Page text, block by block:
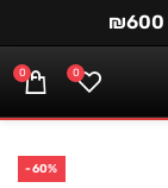
0
0
-60%